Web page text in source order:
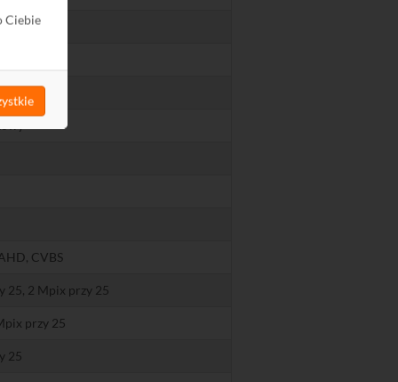
Ciebie
CVBS
25, 2 Mpix przy 25
przy 25
25